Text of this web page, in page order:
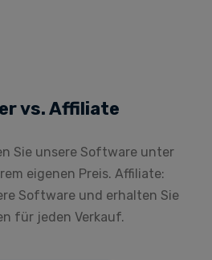
vs. Affiliate
Sie unsere Software unter
eigenen Preis. Affiliate:
Software und erhalten Sie
für jeden Verkauf.